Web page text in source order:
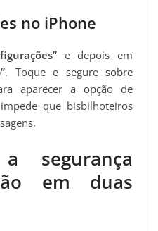
no iPhone
e depois em
. Toque e segure sobre
aparecer a opção de
que bisbilhoteiros
a segurança
em duas